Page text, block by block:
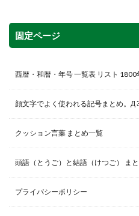
固定ページ
西暦・和暦・年号 一覧表 リスト
顔文字でよく使われる記号まとめ。Д
クッション言葉 まとめ一覧
頭語（とうご）と結語（けつご） ま
プライバシーポリシー